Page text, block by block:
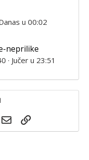
u 00:02
neprilike
Jučer u 23:51
Email